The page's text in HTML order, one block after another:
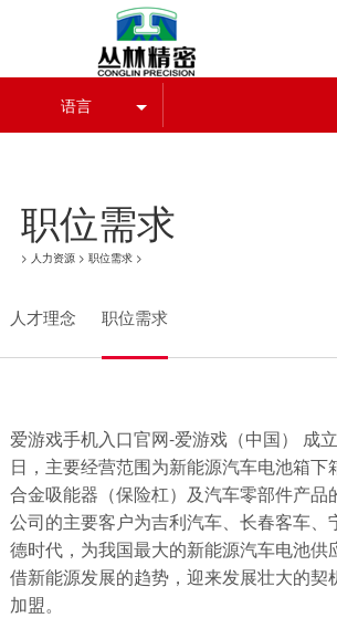
爱游戏手机入口官网
语言
职位需求
> 人力资源> 职位需求>
人才理念 职位需求
爱游戏手机入口官网-爱游戏（中国） 成
日，主要经营范围为新能源汽车电池箱下
合金吸能器（保险杠）及汽车零部件产品
公司的主要客户为吉利汽车、长春客车、
德时代，为我国最大的新能源汽车电池供
借新能源发展的趋势，迎来发展壮大的契
加盟。